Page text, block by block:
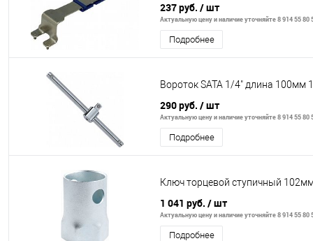
237 руб. / шт
Актуальную цену и наличие уточняйте 8 914 55 80
Подробнее
Вороток SATA 1/4" длина 100мм
290 руб. / шт
Актуальную цену и наличие уточняйте 8 914 55 80
Подробнее
Ключ торцевой ступичный
1 041 руб. / шт
Актуальную цену и наличие уточняйте 8 914 55 80
Подробнее